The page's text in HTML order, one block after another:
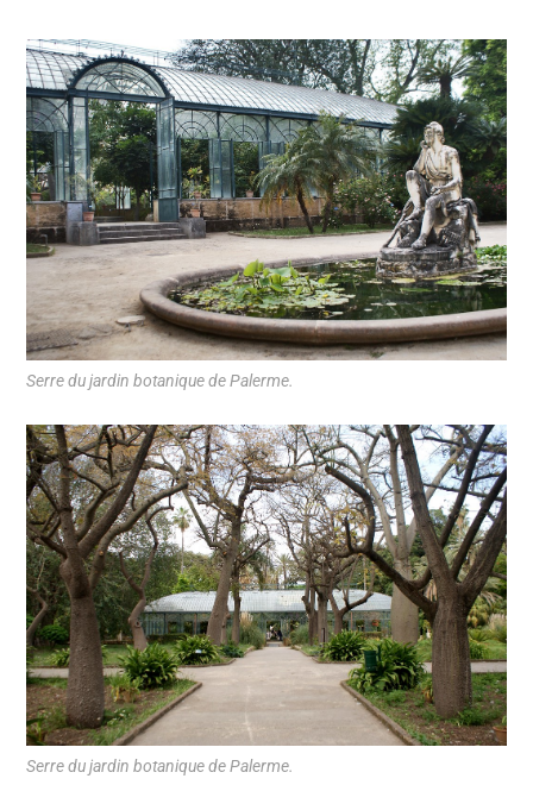
Serre du jardin botanique de Palerme.
Serre du jardin botanique de Palerme.